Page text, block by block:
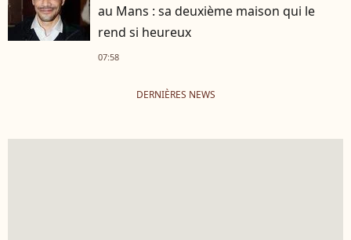
au Mans : sa deuxième maison qui le
rend si heureux
07:58
DERNIÈRES NEWS